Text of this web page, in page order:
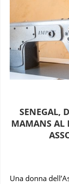
SENEGAL,
MAMANS AL
Una donna